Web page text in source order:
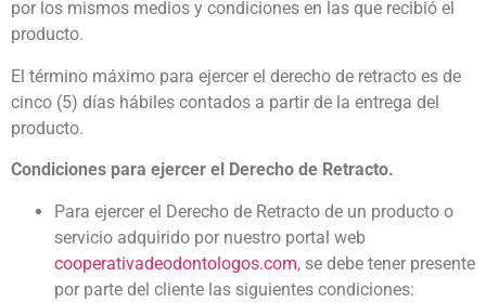
por los mismos medios y condiciones en las que recibió el
producto.
El término máximo para ejercer el derecho de retracto es de
cinco (5) días hábiles contados a partir de la entrega del
producto.
Condiciones para ejercer el Derecho de Retracto.
Para ejercer el Derecho de Retracto de un producto o
servicio adquirido por nuestro portal web
cooperativadeodontologos.com, se debe tener presente
por parte del cliente las siguientes condiciones: